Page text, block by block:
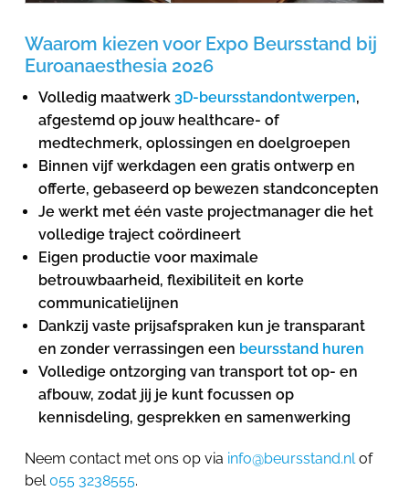
Waarom kiezen voor Expo Beursstand bij
Euroanaesthesia 2026
Volledig maatwerk 3D-beursstandontwerpen,
afgestemd op jouw healthcare- of
medtechmerk, oplossingen en doelgroepen
Binnen vijf werkdagen een gratis ontwerp en
offerte, gebaseerd op bewezen standconcepten
Je werkt met één vaste projectmanager die het
volledige traject coördineert
Eigen productie voor maximale
betrouwbaarheid, flexibiliteit en korte
communicatielijnen
Dankzij vaste prijsafspraken kun je transparant
en zonder verrassingen een beursstand huren
Volledige ontzorging van transport tot op- en
afbouw, zodat jij je kunt focussen op
kennisdeling, gesprekken en samenwerking
Neem contact met ons op via info@beursstand.nlof
bel055 3238555.